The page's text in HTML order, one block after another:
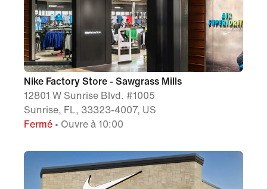
Nike Factory Store - Sawgrass Mills
12801 W Sunrise Blvd. #1005
Sunrise, FL, 33323-4007, US
Fermé • Ouvre à 10:00